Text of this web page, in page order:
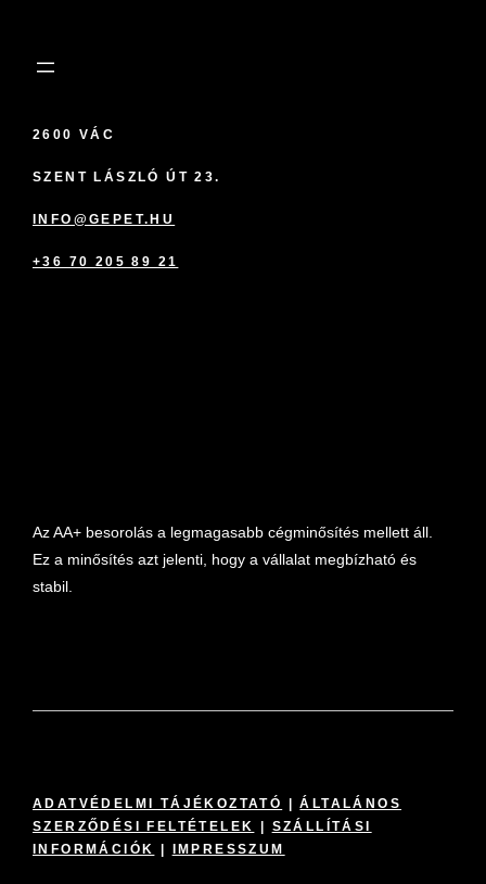
2600 VÁC
SZENT LÁSZLÓ ÚT 23.
INFO@GEPET.HU
+36 70 205 89 21
Az AA+ besorolás a legmagasabb cégminősítés mellett áll.
Ez a minősítés azt jelenti, hogy a vállalat megbízható és
stabil.
ADATVÉDELMI TÁJÉKOZTATÓ |ÁLTALÁNOS
SZERZŐDÉSI FELTÉTELEK
SZÁLLÍTÁSI
INFORMÁCIÓK
IMPRESSZUM